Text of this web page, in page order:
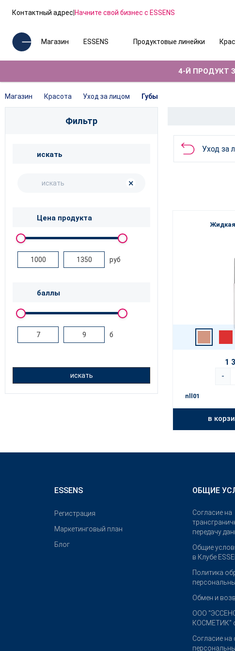
Контактный адрес|Начните свой бизнес с ESSENS
Магазин ESSENS Продуктовые линейки
4-Й ПРОДУКТ
Магазин Красота Уход за лицом Губы
Фильтр
искать
×
Цена продукта
руб
баллы
б
искать
Уход за
1
-
nll01
в
ESSENS
Pегистрация
Маркетинговый план
Блог
ОБЩИЕ
Согласие на
передачу
Общие
в Клубе
Политика
Обмен и
OOO
КОСМЕТИК"
Согласие на